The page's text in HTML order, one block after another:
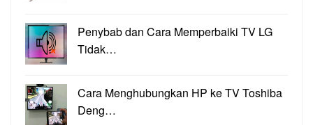
Penybab dan Cara Memperbaiki TV LG
Tidak…
Cara Menghubungkan HP ke TV Toshiba
Deng…